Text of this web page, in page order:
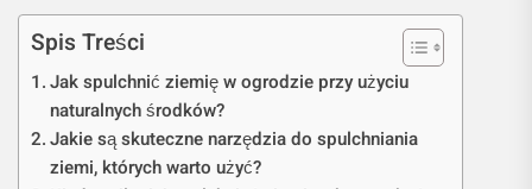
Spis Treści
Jak spulchnić ziemię w ogrodzie przy użyciu
naturalnych środków?
Jakie są skuteczne narzędzia do spulchniania
ziemi, których warto użyć?